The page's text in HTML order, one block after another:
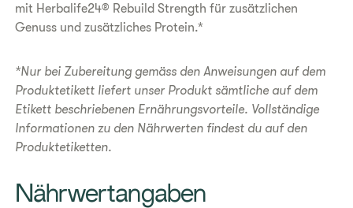
mit Herbalife24® Rebuild Strength für zusätzlichen
Genuss und zusätzliches Protein.*​
*Nur bei Zubereitung gemäss den Anweisungen auf dem
Produktetikett liefert unser Produkt sämtliche auf dem
Etikett beschriebenen Ernährungsvorteile. Vollständige
Informationen zu den Nährwerten findest du auf den
Produktetiketten.
​​Nährwertangaben​